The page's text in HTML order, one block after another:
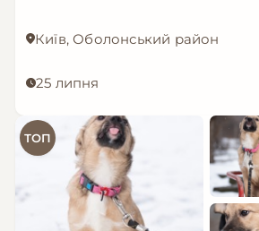
Київ, Оболонський район
25 липня
ТОП